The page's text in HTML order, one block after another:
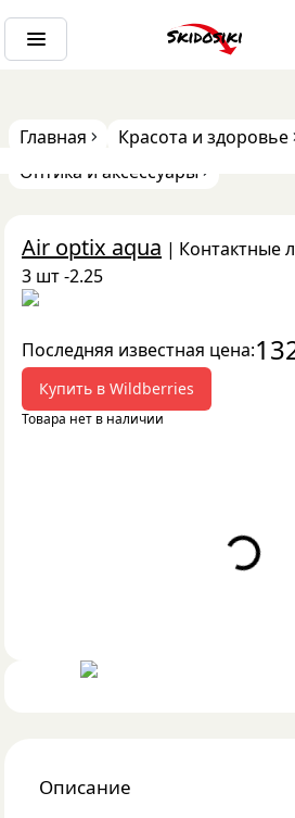
Главная
Красота и здоровье
Оптика и аксессуары
Air optix aqua | Контактные
3 шт -2.25
Последняя известная цена:
Купить в Wildberries
Товара нет в наличии
Loading...
Описание